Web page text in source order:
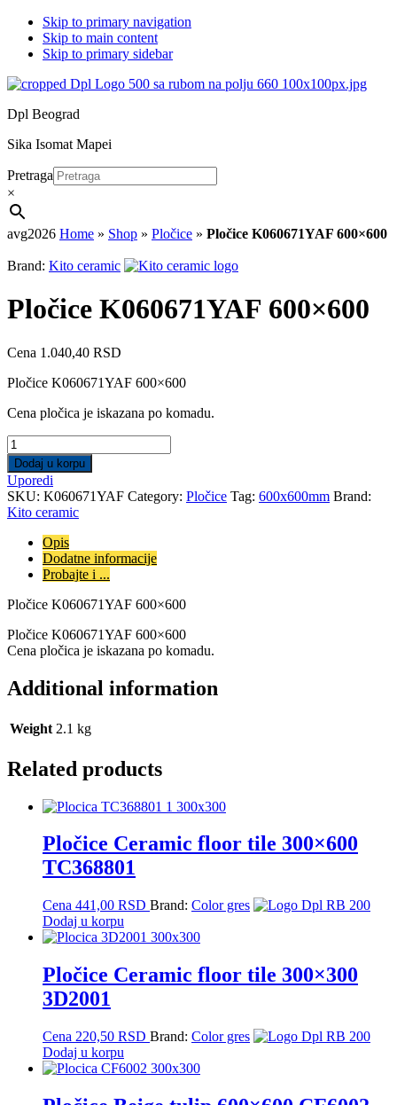
Skip to primary navigation
Skip to main content
Skip to primary sidebar
Dpl Beograd
Sika Isomat Mapei
Pretraga
×
avg2026 Home » Shop » Pločice » Pločice K060671YAF 600×600
Brand: Kito ceramic
Pločice K060671YAF 600×600
Cena 1.040,40 RSD
Pločice K060671YAF 600×600
Cena pločica je iskazana po komadu.
Pločice
K060671YAF
600x600
quantity
Dodaj u korpu
Uporedi
SKU: K060671YAF Category: Pločice Tag: 600x600mm Brand:
Kito ceramic
Opis
Dodatne informacije
Probajte i ...
Pločice K060671YAF 600×600
Pločice K060671YAF 600×600
Cena pločica je iskazana po komadu.
Additional information
Weight 2.1 kg
Related products
Pločice Ceramic floor tile 300×600
TC368801
Cena 441,00 RSD Brand: Color gres
Dodaj u korpu
Pločice Ceramic floor tile 300×300
3D2001
Cena 220,50 RSD Brand: Color gres
Dodaj u korpu